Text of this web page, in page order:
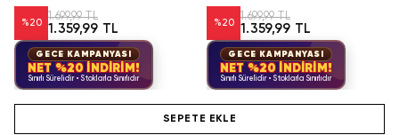
%20
1.699,99 TL
1.359,99 TL
GECE KAMPANYASI
NET %20 İNDİRİM!
Sınırlı Sürelidir • Stoklarla Sınırlıdır
%20
1.699,99 TL
1.359,99 TL
GECE KAMPANYASI
NET %20 İNDİRİM!
Sınırlı Sürelidir • Stoklarla Sınırlıdır
SEPETE EKLE